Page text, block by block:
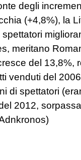
degli
(+4,8%), la
meritano
del 13,8%,
venduti del
di spettatori
2012,